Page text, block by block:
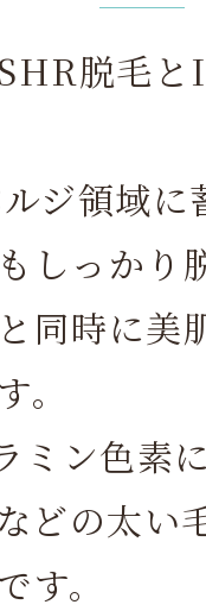
脱毛
ジ領域に
しっかり
同時に美
。
ン色素
どの太い
す。